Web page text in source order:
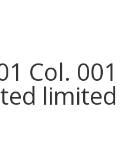
Col. 001
limited